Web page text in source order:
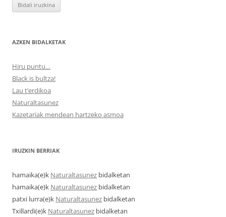
AZKEN BIDALKETAK
Hiru puntu…
Black is bultza!
Lau t’erdikoa
Naturaltasunez
Kazetariak mendean hartzeko asmoa
IRUZKIN BERRIAK
hamaika(e)k Naturaltasunez bidalketan
hamaika(e)k Naturaltasunez bidalketan
patxi lurra(e)k Naturaltasunez bidalketan
Txillardi(e)k Naturaltasunez bidalketan